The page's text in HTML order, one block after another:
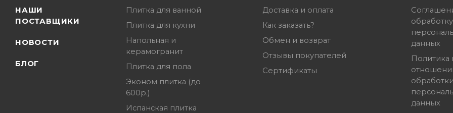
НАШИ
ПОСТАВЩИКИ
НОВОСТИ
БЛОГ
Плитка для ванной
Плитка для кухни
Напольная и
керамогранит
Плитка для пола
Эконом плитка (до
600р.)
Испанская плитка
Доставка и оплата
Как заказать?
Обмен и возврат
Отзывы покупателей
Сертификаты
обработку
данных
Политика
обработки
данных